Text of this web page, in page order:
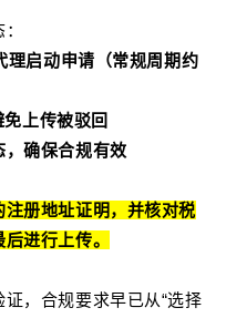
理启动申请（常规周期约
上传被驳回
，确保合规有效
册地址证明，并核对税
进行上传。
，合规要求早已从“选择